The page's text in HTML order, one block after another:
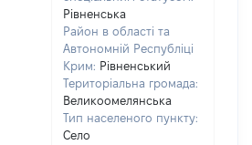
Рівненська
Район в області та
Автономній Республіці
Крим: Рівненський
Територіальна громада:
Великоомелянська
Тип населеного пункту:
Село